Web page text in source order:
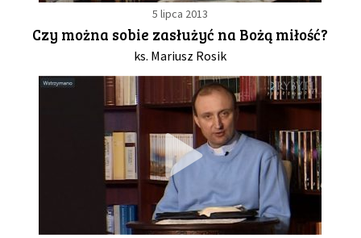
5 lipca 2013
Czy można sobie zasłużyć na Bożą miłość?
ks. Mariusz Rosik